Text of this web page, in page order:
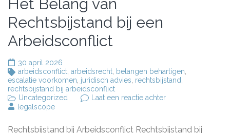
Het Belang van
Rechtsbijstand bij een
Arbeidsconflict
30 april 2026
arbeidsconflict arbeidsrecht belangen behartigen
escalatie voorkomen juridisch advies rechtsbijstand
rechtsbijstand bij arbeidsconflict
Uncategorized
Laat een reactie achterop
legalscope
Rechtsbijstand bij Arbeidsconflict Rechtsbijstand bij